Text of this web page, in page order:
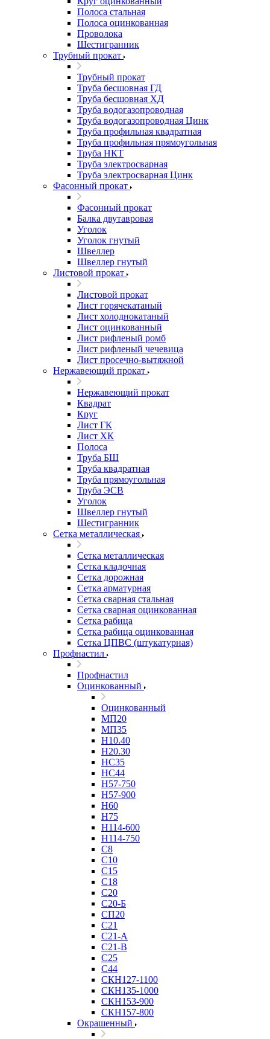
Полоса стальная
Полоса оцинкованная
Проволока
Шестигранник
Трубный прокат
Трубный прокат
Труба бесшовная ГД
Труба бесшовная ХД
Труба водогазопроводная
Труба водогазопроводная Цинк
Труба профильная квадратная
Труба профильная прямоугольная
Труба НКТ
Труба электросварная
Труба электросварная Цинк
Фасонный прокат
Фасонный прокат
Балка двутавровая
Уголок
Уголок гнутый
Швеллер
Швеллер гнутый
Листовой прокат
Листовой прокат
Лист горячекатаный
Лист холоднокатаный
Лист оцинкованный
Лист рифленый ромб
Лист рифленый чечевица
Лист просечно-вытяжной
Нержавеющий прокат
Нержавеющий прокат
Квадрат
Круг
Лист ГК
Лист ХК
Полоса
Труба БШ
Труба квадратная
Труба прямоугольная
Труба ЭСВ
Уголок
Швеллер гнутый
Шестигранник
Сетка металлическая
Сетка металлическая
Сетка кладочная
Сетка дорожная
Сетка арматурная
Сетка сварная стальная
Сетка сварная оцинкованная
Сетка рабица
Сетка рабица оцинкованная
Сетка ЦПВС (штукатурная)
Профнастил
Профнастил
Оцинкованный
Оцинкованный
МП20
МП35
Н10.40
Н20.30
НС35
НС44
Н57-750
Н57-900
Н60
Н75
Н114-600
Н114-750
С8
С10
С15
С18
С20
С20-Б
СП20
С21
С21-А
С21-В
С25
С44
СКН127-1100
СКН135-1000
СКН153-900
СКН157-800
Окрашенный